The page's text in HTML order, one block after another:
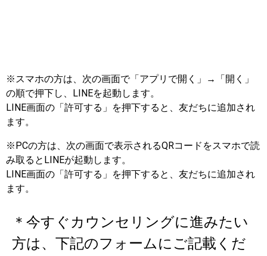
※スマホの方は、次の画面で「アプリで開く」→「開く」
の順で押下し、LINEを起動します。
LINE画面の「許可する」を押下すると、友だちに追加され
ます。
※PCの方は、次の画面で表示されるQRコードをスマホで読
み取るとLINEが起動します。
LINE画面の「許可する」を押下すると、友だちに追加され
ます。
＊今すぐカウンセリングに進みたい
方は、下記のフォームにご記載くだ